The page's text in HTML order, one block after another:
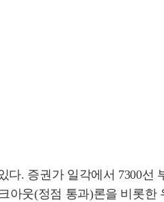
. 증권가 일각에서 7300선
웃(정점 통과)론을 비롯한